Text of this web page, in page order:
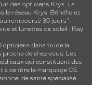
des opticiens Krys. La
le réseau Krys. Bénéficiez
remboursé 30 jours".
et lunettes de soleil : Ray
opticiens dans toute la
proche de chez vous. Les
qui constituent des
ce titre le marquage CE.
de santé spécialisé.